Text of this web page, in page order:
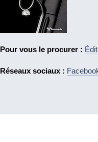
Pour vous le procurer :
Réseaux sociaux :